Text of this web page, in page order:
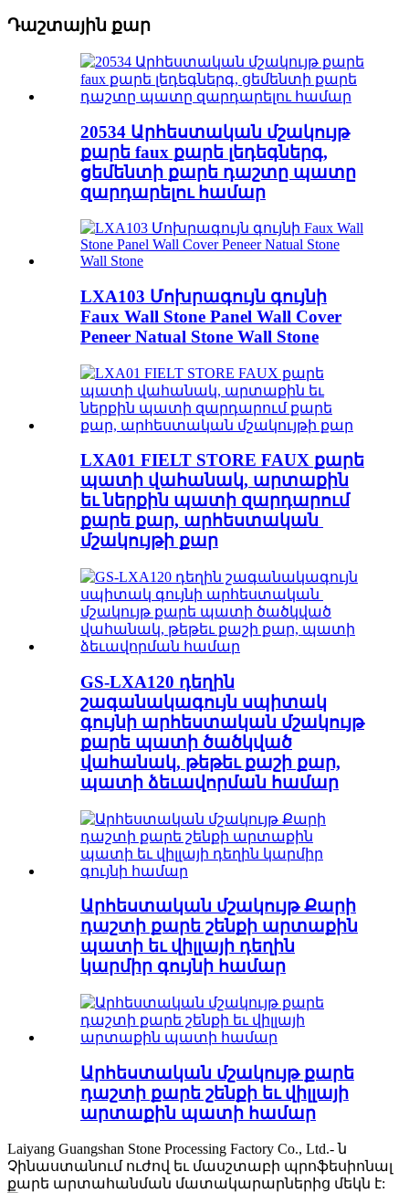
Դաշտային քար
20534 Արհեստական ​​մշակույթ
քարե faux քարե լեդեգներգ,
ցեմենտի քարե դաշտը պատը
զարդարելու համար
LXA103 Մոխրագույն գույնի
Faux Wall Stone Panel Wall Cover
Peneer Natual Stone Wall Stone
LXA01 FIELT STORE FAUX քարե
պատի վահանակ, արտաքին
եւ ներքին պատի զարդարում
քարե քար, արհեստական ​​
մշակույթի քար
GS-LXA120 դեղին
շագանակագույն սպիտակ
գույնի արհեստական ​​մշակույթ
քարե պատի ծածկված
վահանակ, թեթեւ քաշի քար,
պատի ձեւավորման համար
Արհեստական ​​մշակույթ Քարի
դաշտի քարե շենքի արտաքին
պատի եւ վիլլայի դեղին
կարմիր գույնի համար
Արհեստական ​​մշակույթ քարե
դաշտի քարե շենքի եւ վիլլայի
արտաքին պատի համար
Laiyang Guangshan Stone Processing Factory Co., Ltd.- ն
Չինաստանում ուժով եւ մասշտաբի պրոֆեսիոնալ
քարե արտահանման մատակարարներից մեկն է: